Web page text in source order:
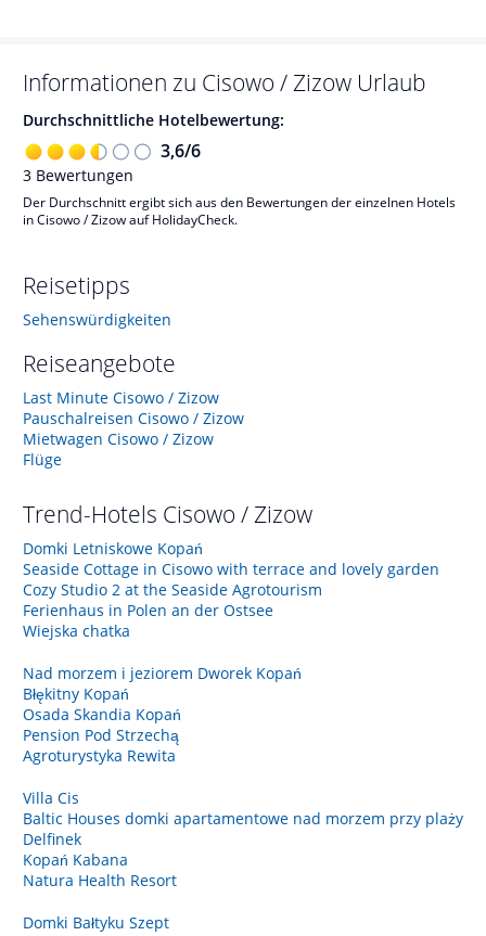
Informationen zu Cisowo / Zizow Urlaub
Durchschnittliche Hotelbewertung:
3,6/6
3 Bewertungen
Der Durchschnitt ergibt sich aus den Bewertungen der einzelnen Hotels
in Cisowo / Zizow auf HolidayCheck.
Reisetipps
Sehenswürdigkeiten
Reiseangebote
Last Minute Cisowo / Zizow
Pauschalreisen Cisowo / Zizow
Mietwagen Cisowo / Zizow
Flüge
Trend-Hotels Cisowo / Zizow
Domki Letniskowe Kopań
Seaside Cottage in Cisowo with terrace and lovely garden
Cozy Studio 2 at the Seaside Agrotourism
Ferienhaus in Polen an der Ostsee
Wiejska chatka
Nad morzem i jeziorem Dworek Kopań
Błękitny Kopań
Osada Skandia Kopań
Pension Pod Strzechą
Agroturystyka Rewita
Villa Cis
Baltic Houses domki apartamentowe nad morzem przy plaży
Delfinek
Kopań Kabana
Natura Health Resort
Domki Bałtyku Szept